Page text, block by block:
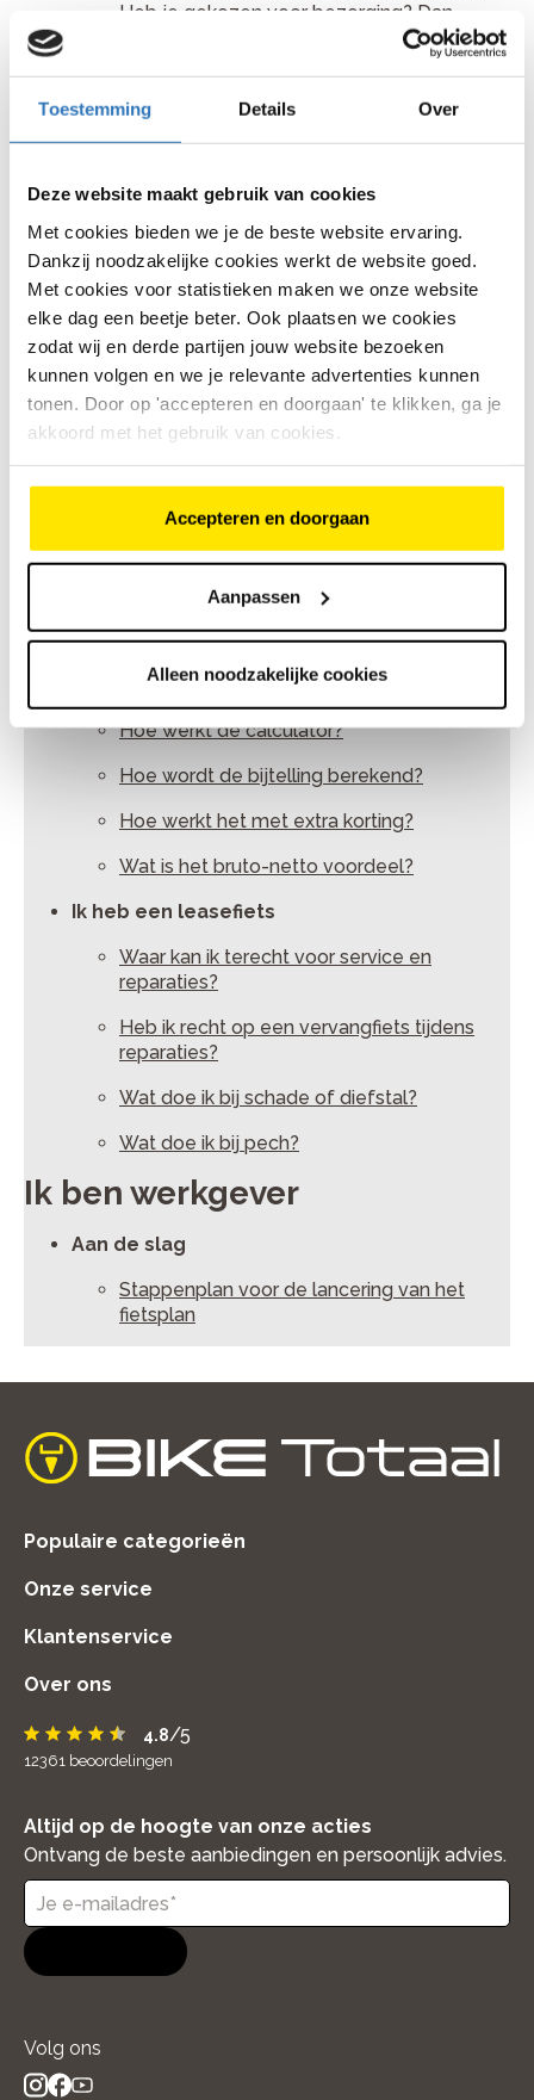
Toestemming Details Over
Deze website maakt gebruik van cookies
Met cookies bieden we je de beste website ervaring.
Dankzij noodzakelijke cookies werkt de website goed.
Met cookies voor statistieken maken we onze website
elke dag een beetje beter. Ook plaatsen we cookies
zodat wij en derde partijen jouw website bezoeken
kunnen volgen en we je relevante advertenties kunnen
tonen. Door op 'accepteren en doorgaan' te klikken, ga je
akkoord met het gebruik van cookies.
Accepteren en doorgaan
Aanpassen
Alleen noodzakelijke cookies
Heb je gekozen voor bezorging? Dan
neemt de dealer contact met je op om de
Stap 6: Start van het leasecontract
Gefeliciteerd! Je kan nu de fiets ophalen bij je dealer
je je leasefiets ontvangt moet je een afleverbewijs
digitaal ondertekenen. De dealer zal hiervoor je
bestelling opzoeken in het Online platform en een
Afleverpincode genereren. Deze ontvang je op je
mobiel of e-mailadres. Heb je je telefoon of e-mail
niet bij je, dan kan de dealer het afleverbewijs
uitprinten en handmatig door je laten ondertekenen.
Zodra de dealer deze heeft ingevoerd in het platform,
start het fietsleasecontract en is je fiets ook
verzekerd. Dit is het start van het leasecontract.
Kennisbank Menu
Ik ben werknemer
Ik wil graag een leasefiets
werkt dat?
Hoe werkt de calculator?
Hoe wordt de bijtelling berekend?
Hoe werkt het met extra korting?
Wat is het bruto-netto voordeel?
Ik heb een leasefiets
Waar kan ik terecht voor service en
reparaties?
Heb ik recht op een vervangfiets tijdens
reparaties?
Wat doe ik bij schade of diefstal?
Wat doe ik bij pech?
Ik ben werkgever
Aan de slag
Stappenplan voor de lancering van het
fietsplan
home
Populaire categorieën
Onze service
Klantenservice
Over ons
4.8/5
12361 beoordelingen
Altijd op de hoogte van onze acties
Ontvang de beste aanbiedingen en persoonlijk advies.
Volg ons